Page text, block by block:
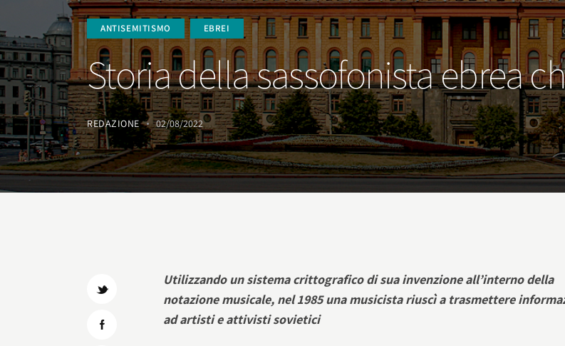
ANTISEMITISMO EBREI
Storia della sassofonista ebrea
REDAZIONE 02/08/2022
Utilizzando un sistema crittografico di sua invenzione all’interno della
notazione musicale, nel 1985 una musicista riuscì a trasmettere
ad artisti e attivisti sovietici